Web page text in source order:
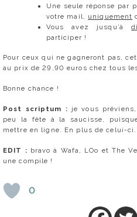
Une seule réponse par
votre mail, uniquement
Vous avez jusqu’à
participer !
Pour ceux qui ne gagneront pas,
au prix de 29,90 euros chez tous
Bonne chance !
Post scriptum : je vous
peu la fête à la saucisse,
mettre en ligne. En plus de celui-ci.
EDIT : bravo à Wafa, LOo et The
une compile !
0